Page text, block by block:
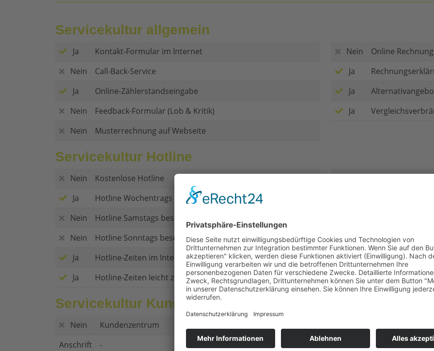
Servicekultur allgemein
Ja
Kontakt-Formular im Internet
Nein
Call-Back-Service
Ja
Online-Zählerstandseingabe
Nein
Feedback-Formular (Lob & Kritik)
Nein
Musterrechnung auf Webseite
Nein
Online
Ja
Ja
Ja
Servicekultur Hotline
Nein
Kostenlose Hotline
Ja
Hotline Wochentrags besetzt
Nein
Hotline Samstags besetzt
Nein
Hotline Sonntags besetzt
Ja
Hotline-Zeiten im Internet
Ja
Hotline-Zeiten leicht zu finden
Servicekultur Kundenzentrum
Nein
Kundenzentrum
Anschrift
-